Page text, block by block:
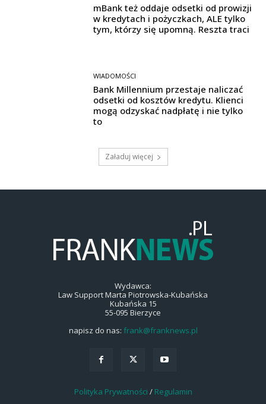
mBank też oddaje odsetki od prowizji
w kredytach i pożyczkach, ALE tylko
tym, którzy się upomną. Reszta traci
WIADOMOŚCI
Bank Millennium przestaje naliczać
odsetki od kosztów kredytu. Klienci
mogą odzyskać nadpłatę i nie tylko
to
Załaduj więcej
Wydawca:
Law Support Marta Piotrowska-Kubańska
Kubańska 15
55-095 Bierzyce
napisz do nas: frank@franknews.pl
Polityka Prywatności / Regulamin